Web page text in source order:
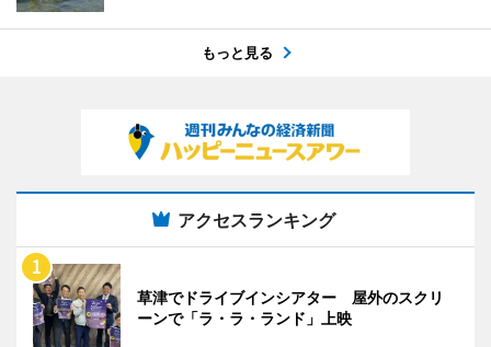
もっと見る
アクセスランキング
草津でドライブインシアター 屋外のスクリ
ーンで「ラ・ラ・ランド」上映